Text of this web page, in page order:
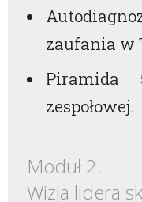
zaufania w
Piramida
zespołowej.
Moduł 2.
Wizja lidera